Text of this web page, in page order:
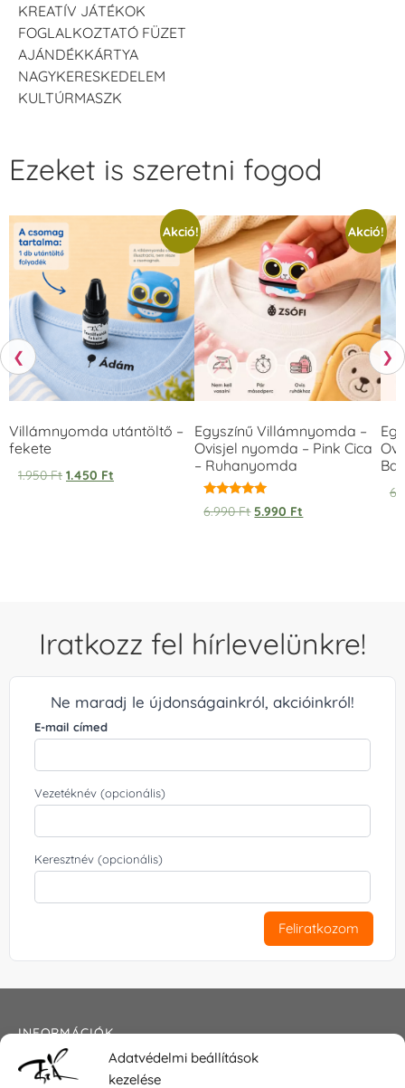
Adatvédelmi beállítások
kezelése
KREATÍV JÁTÉKOK
FOGLALKOZTATÓ FÜZET
AJÁNDÉKKÁRTYA
NAGYKERESKEDELEM
KULTÚRMASZK
❮
Ezeket is szeretni fogod
Akció!
Villámnyomda utántöltő –
fekete
1.950Ft 1.450 Ft
Akció!
Egyszínű Villámnyomda –
Ovisjel nyomda – Pink Cica
– Ruhanyomda
Értékelés:
5.00
6.990Ft 5.990 Ft
❯
Iratkozz fel hírlevelünkre!
Ne maradj le újdonságainkról, akcióinkról!
E-mail címed
Vezetéknév (opcionális)
Keresztnév (opcionális)
Feliratkozom
INFORMÁCIÓK
Általános szerződési feltételek